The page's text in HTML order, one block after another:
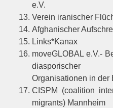
e.V.
Verein iranischer
Afghanischer
Links*Kanax
moveGLOBAL e.V.-
diasporischer
Organisationen in der
CISPM (coalition
migrants) Mannheim